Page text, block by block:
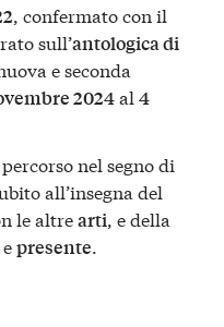
, confermato con il
sull’antologica di
e seconda
2024al 4
nel segno di
all’insegna del
le altrearti, e della
epresente.